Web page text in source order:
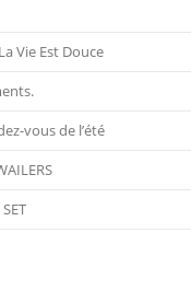
Vie Est Douce
vous de l’été